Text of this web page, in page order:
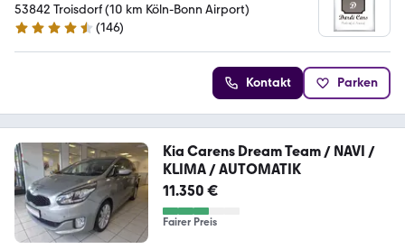
53842 Troisdorf (10 km Köln-Bonn Airport)
4.4 Sterne
(146)
Kontakt Parken
Kia Carens Dream Team / NAVI /
KLIMA / AUTOMATIK
11.350 €
Fairer Preis